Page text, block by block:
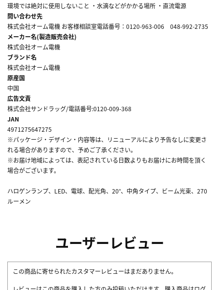
環境では絶対に使用しないこと ・水滴などがかかる場所 ・直流電源
問い合わせ先
株式会社オーム電機 お客様相談室電話番号：0120-963-006 048-992-2735
メーカー名(製造販売会社)
株式会社オーム電機
ブランド名
株式会社オーム電機
原産国
中国
広告文責
株式会社サンドラッグ/電話番号:0120-009-368
JAN
4971275647275
※パッケージ・デザイン・内容等は、リニューアルにより予告なしに変更さ
れる場合がありますので、予めご了承ください。
※お届け地域によっては、表記されている日数よりもお届けにお時間を頂く
場合がございます。
ハロゲンランプ、LED、電球、配光角、20°、中角タイプ、ビーム光束、270
ルーメン
ユーザーレビュー
この商品に寄せられたカスタマーレビューはまだありません。